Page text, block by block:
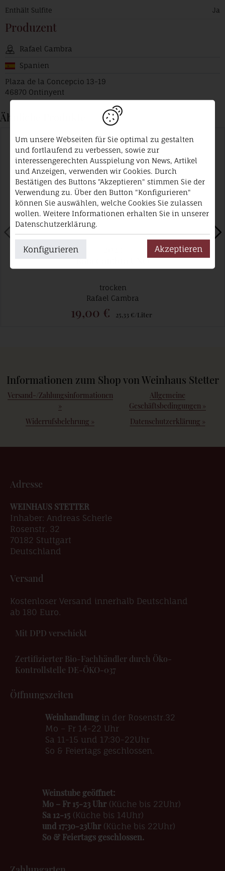
Enthält Sulfite Ja
Produzent
Rafael Cambra
Spanien
Plaza de la Concepcio 13-19
46870 Ontinyent
Ähnliche Produkte
Rafa Cambra UNO
trocken
Rafael Cambra
19,00 € 25,33 €/Liter
Informationen zum Shop von Weinhaus Stetter
Versand-/Zahlungsinformationen
»
Allgemeine
Geschäftsbedingungen »
Widerrufsbelehrung » Datenschutzerklärung »
Um unsere Webseiten für Sie optimal zu gestalten
und fortlaufend zu verbessen, sowie zur
interessengerechten Ausspielung von News, Artikel
und Anzeigen, verwenden wir Cookies. Durch
Bestätigen des Buttons "Akzeptieren" stimmen Sie der
Verwendung zu. Über den Button "Konfigurieren"
können Sie auswählen, welche Cookies Sie zulassen
wollen. Weitere Informationen erhalten Sie in unserer
Datenschutzerklärung.
Konfigurieren Akzeptieren
Adresse
WEINHAUS STETTER
Inhaber: Andreas Scherle
Rosenstr. 32
70182 Stuttgart
Deutschland
Versand
Kostenloser Versand innerhalb Deutschland
ab 180 Euro.
Mit DPD verschickt
Zertifizierter Bio-Fachhändler durch Öko-
Kontrollstelle DE-ÖKO-037
Öffnungszeiten
Weinhandlungin der Rosenstr.32
Mo – Fr 14-22 Uhr
Sa 11-15 und 17:30-22Uhr
So & Feiertags geschlossen.
Weinstube geöffnet:
Mo – Fr 15-23 Uhr(Küche bis 22Uhr)
Sa 12-15(Küche bis 14Uhr)
und 17:30-23Uhr(Küche bis 22Uhr)
So & Feiertags geschlossen.